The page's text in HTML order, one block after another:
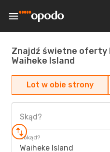
Znajdź świetne oferty
Waiheke Island
Lot w obie strony
Skąd?
Dokąd?
Waiheke Island